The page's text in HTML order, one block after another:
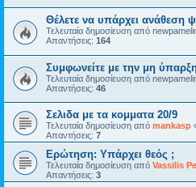
Θέλετε να υπάρχει ανάθεση
Τελευταία δημοσίευση από
Απαντήσεις: 164
Συμφωνείτε με την μη
Τελευταία δημοσίευση από
Απαντήσεις: 46
Σελιδα με τα κομματα 20/9
Τελευταία δημοσίευση από mankasp
Απαντήσεις: 7
Ερώτηση: Υπάρχει θεός ;
Τελευταία δημοσίευση από Vassilis
Απαντήσεις: 3